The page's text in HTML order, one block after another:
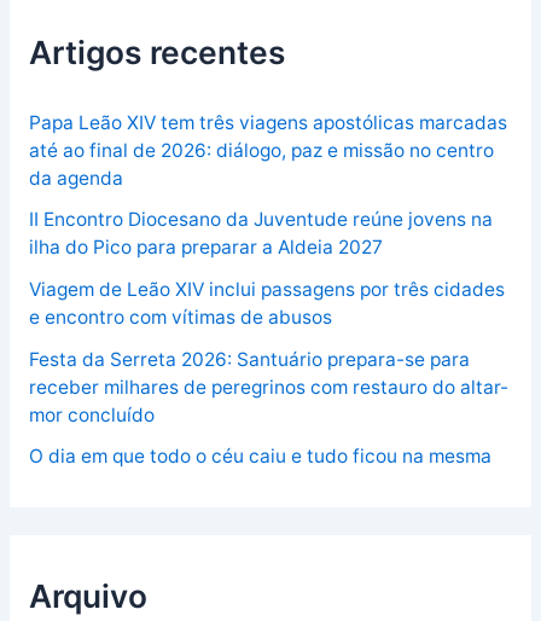
Artigos recentes
Papa Leão XIV tem três viagens apostólicas marcadas
até ao final de 2026: diálogo, paz e missão no centro
da agenda
II Encontro Diocesano da Juventude reúne jovens na
ilha do Pico para preparar a Aldeia 2027
Viagem de Leão XIV inclui passagens por três cidades
e encontro com vítimas de abusos
Festa da Serreta 2026: Santuário prepara-se para
receber milhares de peregrinos com restauro do altar-
mor concluído
O dia em que todo o céu caiu e tudo ficou na mesma
Arquivo